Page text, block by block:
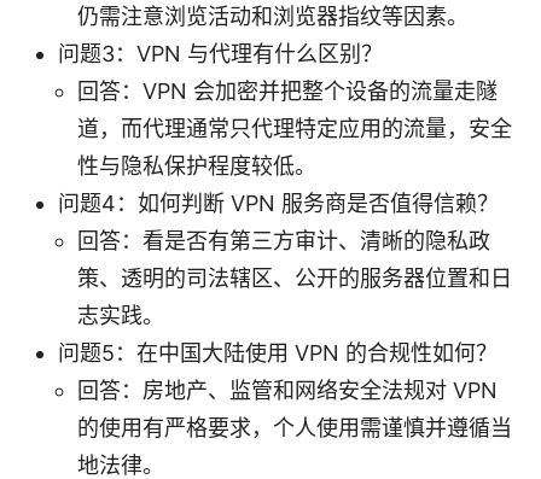
仍需注意浏览活动和浏览器指纹等因素。
问题3：VPN 与代理有什么区别？
回答：VPN 会加密并把整个设备的流量走隧
道，而代理通常只代理特定应用的流量，安全
性与隐私保护程度较低。
问题4：如何判断 VPN 服务商是否值得信赖？
回答：看是否有第三方审计、清晰的隐私政
策、透明的司法辖区、公开的服务器位置和日
志实践。
问题5：在中国大陆使用 VPN 的合规性如何？
回答：房地产、监管和网络安全法规对 VPN
的使用有严格要求，个人使用需谨慎并遵循当
地法律。